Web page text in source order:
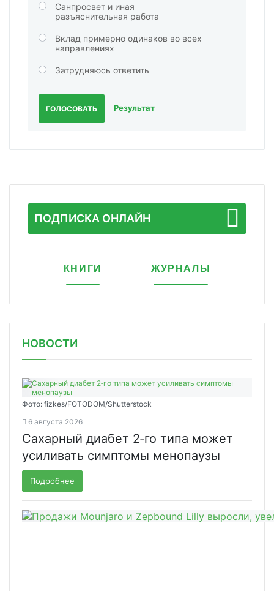
Санпросвет и иная
разъяснительная работа
Вклад примерно одинаков во всех
направлениях
Затрудняюсь ответить
ГОЛОСОВАТЬ Результат
ПОДПИСКА ОНЛАЙН
КНИГИ ЖУРНАЛЫ
НОВОСТИ
Фото: fizkes/FOTODOM/Shutterstock
6 августа 2026
Сахарный диабет 2‑го типа может
усиливать симптомы менопаузы
Подробнее